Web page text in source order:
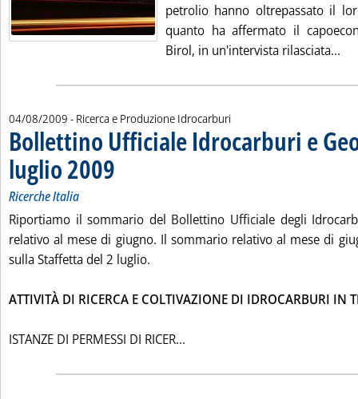
petrolio hanno oltrepassato il
quanto ha affermato il
Birol, in un'intervista rilasciata...
04/08/2009 - Ricerca e Produzione Idrocarburi
Bollettino Ufficiale Idrocarburi e
luglio 2009
Ricerche Italia
Riportiamo il sommario del Bollettino Ufficiale degli
relativo al mese di giugno. Il sommario relativo al mese di
sulla Staffetta del 2 luglio.
ATTIVITÀ DI RICERCA E COLTIVAZIONE DI IDROCARBURI IN
ISTANZE DI PERMESSI DI RICER...